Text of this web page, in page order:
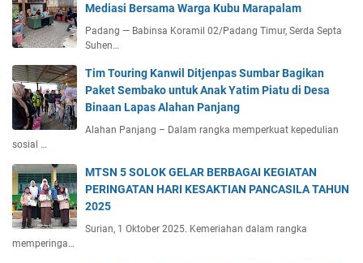
Mediasi Bersama Warga Kubu Marapalam
Padang — Babinsa Koramil 02/Padang Timur, Serda Septa
Suhen…
Tim Touring Kanwil Ditjenpas Sumbar Bagikan
Paket Sembako untuk Anak Yatim Piatu di Desa
Binaan Lapas Alahan Panjang
Alahan Panjang – Dalam rangka memperkuat kepedulian
sosial …
MTSN 5 SOLOK GELAR BERBAGAI KEGIATAN
PERINGATAN HARI KESAKTIAN PANCASILA TAHUN
2025
Surian, 1 Oktober 2025. Kemeriahan dalam rangka
memperinga…